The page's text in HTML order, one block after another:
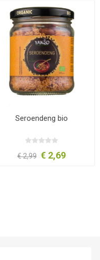
Seroendeng bio
€ 2,99 € 2,69